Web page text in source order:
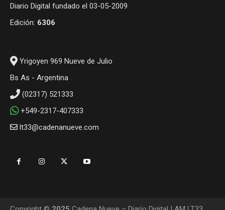
Diario Digital fundado el 03-05-2009
Edición: 6306
Yrigoyen 969 Nueve de Julio
Bs As - Argentina
(02317) 521333
+549-2317-407333
lt33@cadenanueve.com